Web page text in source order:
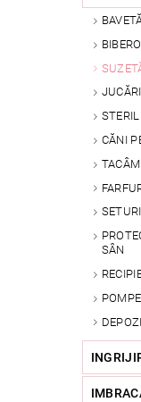
CĂNI
SETURI
SÂN